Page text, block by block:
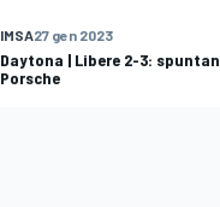
IMSA27 gen 2023
Daytona | Libere 2-3:
Porsche